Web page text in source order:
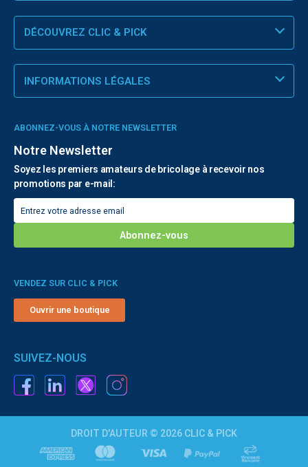
DÉCOUVREZ CLIC & PICK
INFORMATIONS LÉGALES
ABONNEZ-VOUS À NOTRE NEWSLETTER
Notre Newsletter
Soyez les premiers amateurs de bricolage à recevoir nos
promotions par e-mail:
VENDEZ SUR CLIC & PICK
Ouvrir une boutique
SUIVEZ-NOUS
DROIT D'AUTEUR © 2026 CLIC & PICK